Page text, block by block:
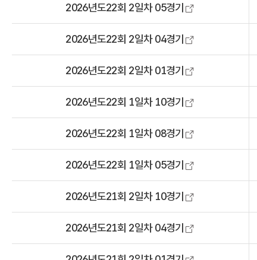
2026년도22회 2일차 05경기
2026년도22회 2일차 04경기
2026년도22회 2일차 01경기
2026년도22회 1일차 10경기
2026년도22회 1일차 08경기
2026년도22회 1일차 05경기
2026년도21회 2일차 10경기
2026년도21회 2일차 04경기